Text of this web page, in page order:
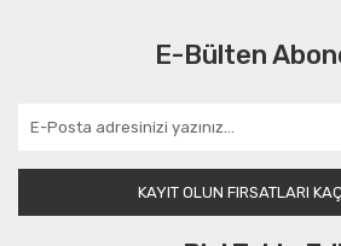
E-Bülten
KAYIT OLUN FIRSATLARI